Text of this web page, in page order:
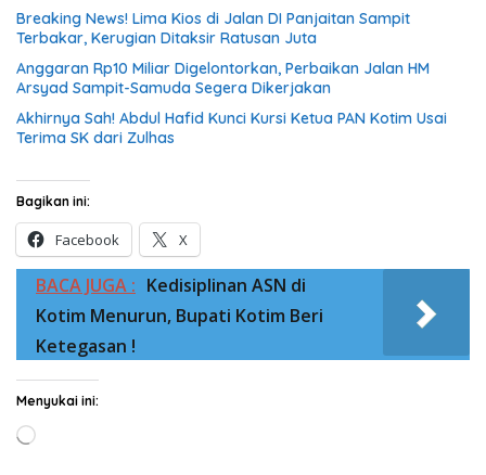
Breaking News! Lima Kios di Jalan DI Panjaitan Sampit
Terbakar, Kerugian Ditaksir Ratusan Juta
Anggaran Rp10 Miliar Digelontorkan, Perbaikan Jalan HM
Arsyad Sampit-Samuda Segera Dikerjakan
Akhirnya Sah! Abdul Hafid Kunci Kursi Ketua PAN Kotim Usai
Terima SK dari Zulhas
Bagikan ini:
Facebook X
BACA JUGA : Kedisiplinan ASN di
Kotim Menurun, Bupati Kotim Beri
Ketegasan !
Menyukai ini:
Memuat...